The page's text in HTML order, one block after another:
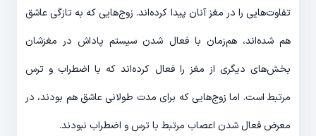
تفاوت‌هایی را در مغز آنان پیدا کرده‌اند. زوج‌هایی که به تازگی عاشق
هم شده‌اند، هم‌زمان با فعال شدن سیستم پاداش در مغزشان
بخش‌های دیگری از مغز را فعال کرده‌اند که با اضطراب و ترس
مرتبط است. اما زوج‌هایی که برای مدت طولانی عاشق هم بودند، در
معرض فعال شدن اعصاب مرتبط با ترس و اضطراب نبودند.